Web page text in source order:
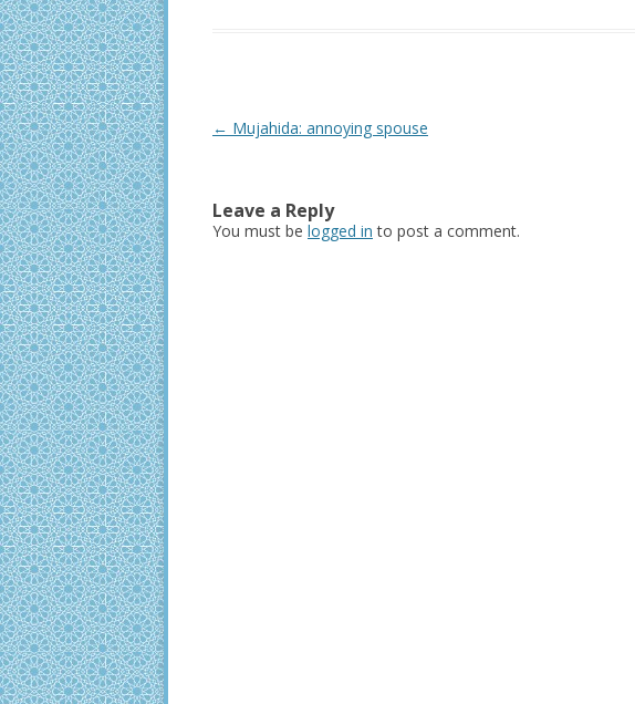
Post
← Mujahida: annoying spouse
Leave a Reply
You must be logged in to post a comment.